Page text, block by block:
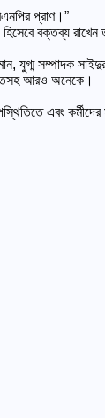
প্রাণ।”
বক্তব্য
সম্পাদক সাইদুর
আরও অনেকে।
এবং